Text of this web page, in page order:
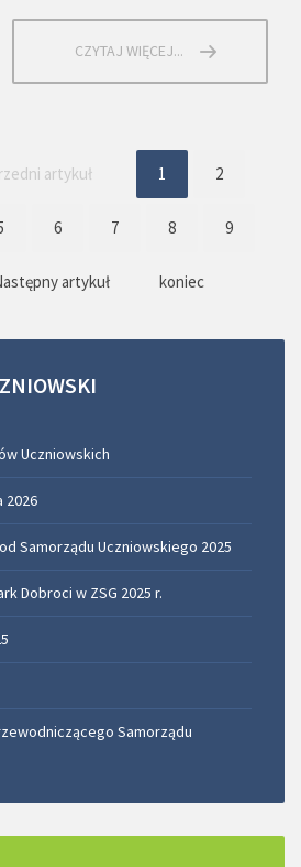
CZYTAJ WIĘCEJ...
artykuł 1 2
6 7 8 9
artykuł koniec
Uczniowskich
2026
Samorządu Uczniowskiego 2025
Dobroci w ZSG 2025 r.
Samorządu